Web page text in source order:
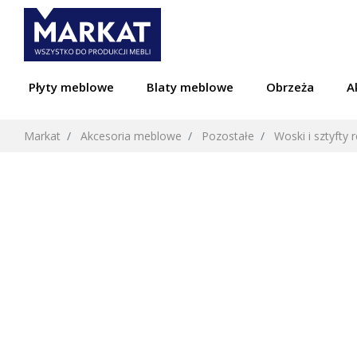
Płyty meblowe Blaty meblowe Obrzeża
Markat Akcesoria meblowe Pozostałe Woski i sztyfty